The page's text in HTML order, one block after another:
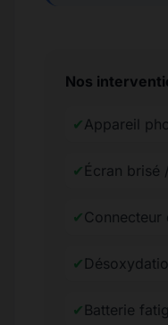
Nos
✔Appareil
✔ Écran brisé
✔Connecteur
✔
✔ Batterie